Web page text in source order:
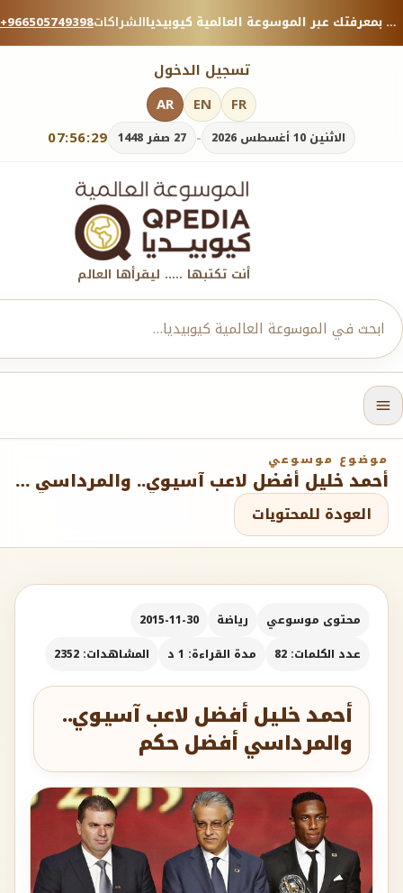
+966505749398الشراكات منصة معرفية موثوقة — شارك بمعرفتك عبر الموسوعة العالمية كيوبيديا.
تسجيل الدخول
07:56:30 الاثنين 10 أغسطس 2026 - 27 صفر 1448
AR EN FR
أنت تكتبها ..... ليقرأها العالم
موضوع موسوعي
أحمد خليل أفضل لاعب آسيوي.. والمرداسي أفضل حكم
العودة للمحتويات
محتوى موسوعي رياضة
2015-11-30
عدد الكلمات: 82
مدة القراءة: 1 د المشاهدات: 2352
أحمد خليل أفضل لاعب آسيوي..
والمرداسي أفضل حكم